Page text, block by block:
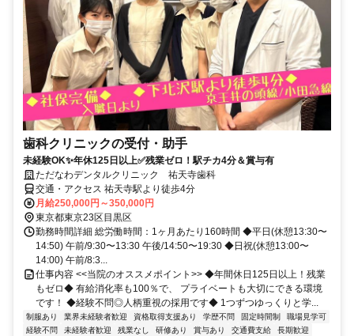
歯科クリニックの受付・助手
未経験OK✨年休125日以上✅残業ゼロ！駅チカ4分＆賞与有
ただなわデンタルクリニック 祐天寺歯科
交通・アクセス 祐天寺駅より徒歩4分
月給250,000円～350,000円
東京都東京23区目黒区
勤務時間詳細 総労働時間：1ヶ月あたり160時間 ◆平⽇(休憩13:30〜
14:50) 午前/9:30〜13:30 午後/14:50〜19:30 ◆⽇祝(休憩13:00〜
14:00) 午前/8:3...
仕事内容 <<当院のオススメポイント>> ◆年間休日125日以上！残業
もゼロ◆ 有給消化率も100％で、 プライベートも大切にできる環境
です！ ◆経験不問◎人柄重視の採用です◆ 1つずつゆっくりと学...
制服あり 業界未経験者歓迎 資格取得支援あり 学歴不問 固定時間制
職場見学可
経験不問
未経験者歓迎 残業なし 研修あり 賞与あり 交通費支給
長期歓迎